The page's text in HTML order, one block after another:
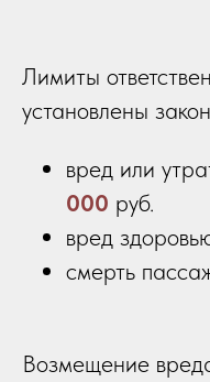
Лимиты
установлены
вред или
000 руб.
вред
смерть
Возмещение